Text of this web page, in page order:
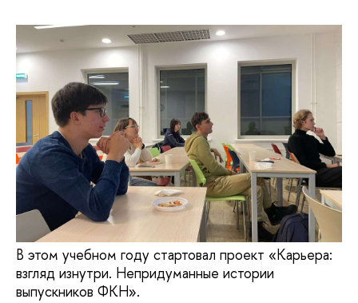
В этом учебном году стартовал проект «Карьера:
взгляд изнутри. Непридуманные истории
выпускников ФКН».